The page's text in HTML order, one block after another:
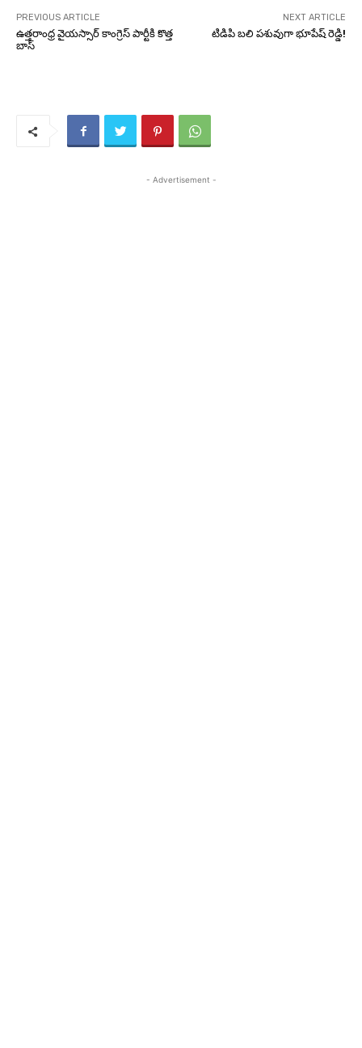
PREVIOUS ARTICLE
ఉత్తరాంధ్ర వైయస్సార్ కాంగ్రెస్ పార్టీకి కొత్త
బాస్
NEXT ARTICLE
టిడిపి బలి పశువుగా భూపేష్ రెడ్డి!
- Advertisement -